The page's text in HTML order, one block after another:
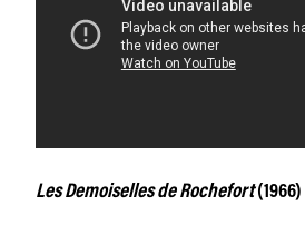
Les Demoiselles de Rochefort(1966)